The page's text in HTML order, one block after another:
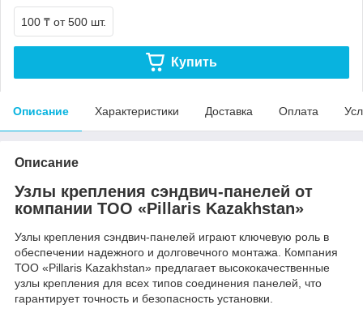
100 ₸ от 500 шт.
Купить
Описание Характеристики Доставка Оплата
Описание
Узлы крепления сэндвич-панелей от
компании ТОО «Pillaris Kazakhstan»
Узлы крепления сэндвич-панелей играют ключевую роль в
обеспечении надежного и долговечного монтажа. Компания
ТОО «Pillaris Kazakhstan» предлагает высококачественные
узлы крепления для всех типов соединения панелей, что
гарантирует точность и безопасность установки.